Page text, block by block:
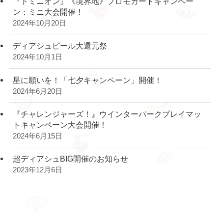
ン：ミニ大会開催！
2024年10月20日
ディアシュピール大還元祭
2024年10月1日
星に願いを！「七夕キャンペーン」開催！
2024年6月20日
『チャレンジャーズ！』ウインターパークプレイマッ
トキャンペーン大会開催！
2024年6月15日
超ディアシュBIG開催のお知らせ
2023年12月6日